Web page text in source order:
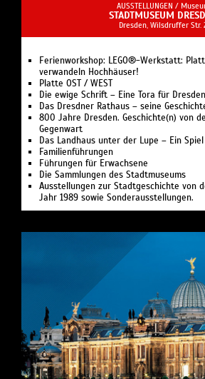
AUSSTELLUNGEN /
STADTMUSEUM
Dresden, Wilsdruffer Str.
Ferienworkshop: LEGO®-Werkstatt:
verwandeln Hochhäuser!
Platte OST / WEST
Die ewige Schrift – Eine Tora für Dresden
Das Dresdner Rathaus – seine
800 Jahre Dresden. Geschichte(n) von
Gegenwart
Das Landhaus unter der Lupe – Ein
Familienführungen
Führungen für Erwachsene
Die Sammlungen des Stadtmuseums
Ausstellungen zur Stadtgeschichte von
Jahr 1989 sowie Sonderausstellungen.